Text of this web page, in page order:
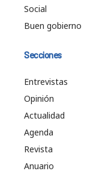
Social
Buen gobierno
Secciones
Entrevistas
Opinión
Actualidad
Agenda
Revista
Anuario